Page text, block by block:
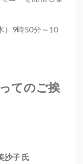
）9時50分～10
てのご挨
沙子 氏